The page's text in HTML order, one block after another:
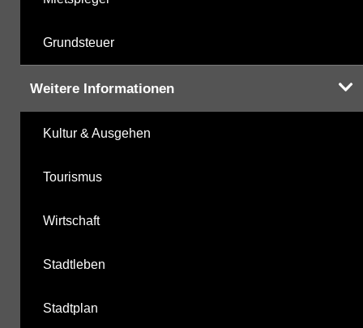
Grundsteuer
Weitere Informationen
Kultur & Ausgehen
Tourismus
Wirtschaft
Stadtleben
Stadtplan